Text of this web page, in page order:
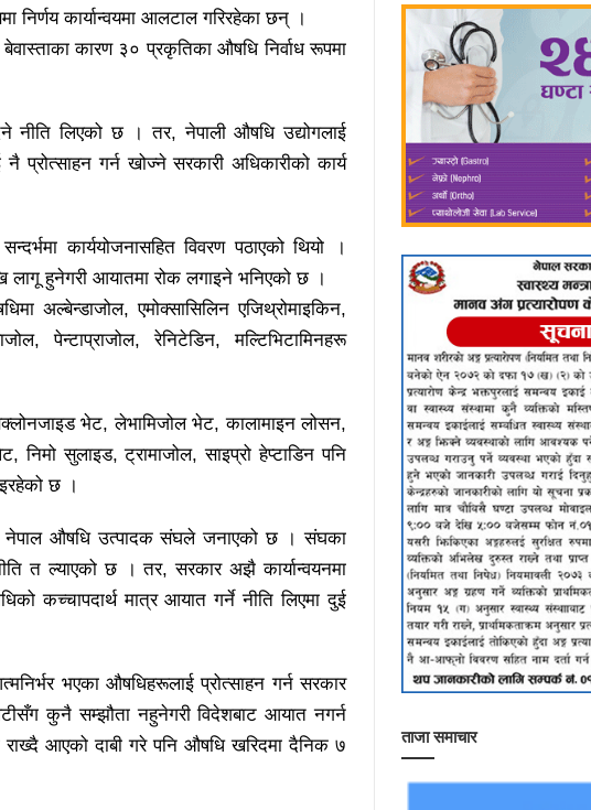
निर्णय कार्यान्वयमा आलटाल गरिरहेका छन् ।
कारण ३० प्रकृतिका औषधि निर्वाध रूपमा
नीति लिएको छ । तर, नेपाली औषधि उद्योगलाई
गर्न खोज्ने सरकारी अधिकारीको कार्य
कार्ययोजनासहित विवरण पठाएको थियो ।
लागू हुनेगरी आयातमा रोक लगाइने भनिएको छ ।
अल्बेन्डाजोल, एमोक्सासिलिन एजिथ्रोमाइकिन,
पेन्टाप्राजोल, रेनिटेडिन, मल्टिभिटामिनहरू
भेट, लेभामिजोल भेट, कालामाइन लोसन,
निमो सुलाइड, ट्रामाजोल, साइप्रो हेप्टाडिन पनि
छ ।
नेपाल औषधि उत्पादक संघले जनाएको छ । संघका
त ल्याएको छ । तर, सरकार अझै कार्यान्वयनमा
कच्चापदार्थ मात्र आयात गर्ने नीति लिएमा दुई
भएका औषधिहरूलाई प्रोत्साहन गर्न सरकार
कुनै सम्झौता नहुनेगरी विदेशबाट आयात नगर्न
राख्दै आएको दाबी गरे पनि औषधि खरिदमा दैनिक ७
ताजा समाचार